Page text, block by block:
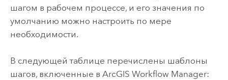
шагом в рабочем процессе, и его значения по
умолчанию можно настроить по мере
необходимости.
В следующей таблице перечислены шаблоны
шагов, включенные в ArcGIS Workflow Manager: